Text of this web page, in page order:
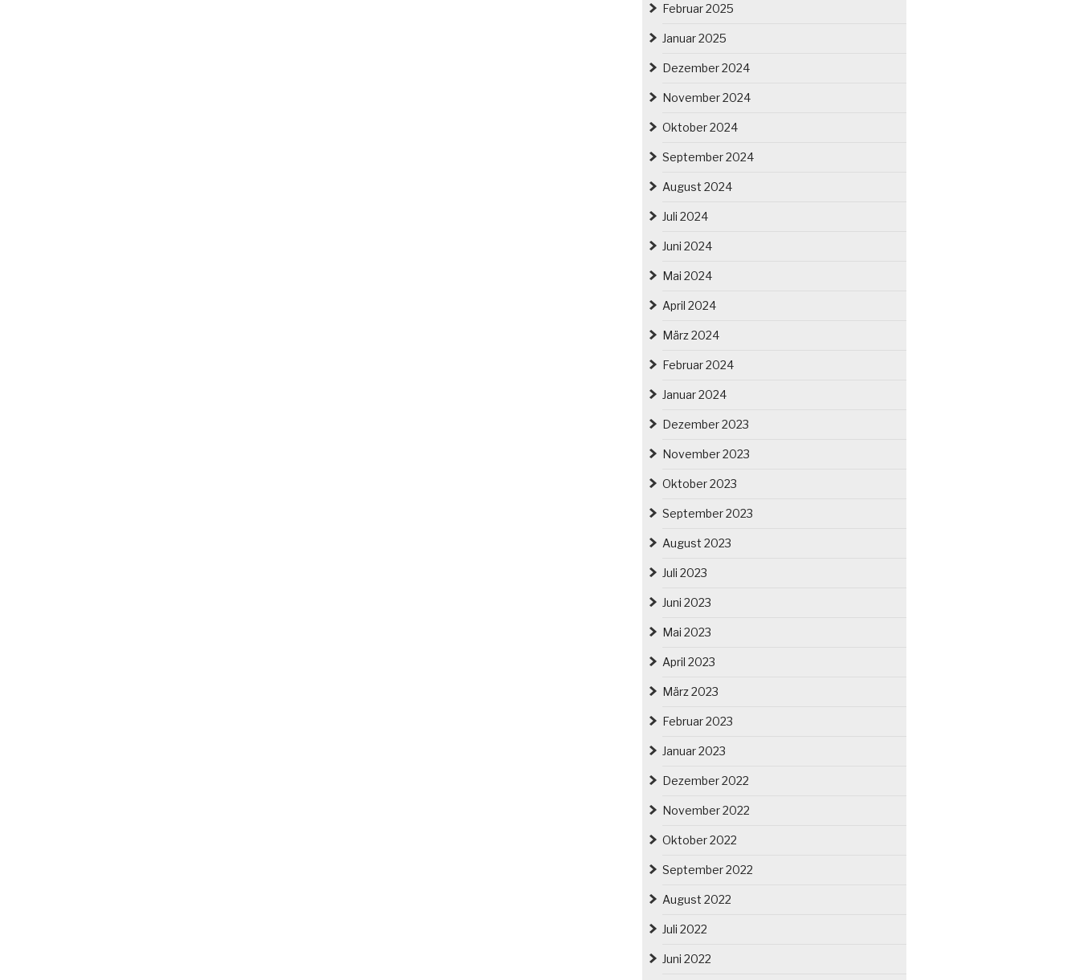
Februar 2025
Januar 2025
Dezember 2024
November 2024
Oktober 2024
September 2024
August 2024
Juli 2024
Juni 2024
Mai 2024
April 2024
März 2024
Februar 2024
Januar 2024
Dezember 2023
November 2023
Oktober 2023
September 2023
August 2023
Juli 2023
Juni 2023
Mai 2023
April 2023
März 2023
Februar 2023
Januar 2023
Dezember 2022
November 2022
Oktober 2022
September 2022
August 2022
Juli 2022
Juni 2022